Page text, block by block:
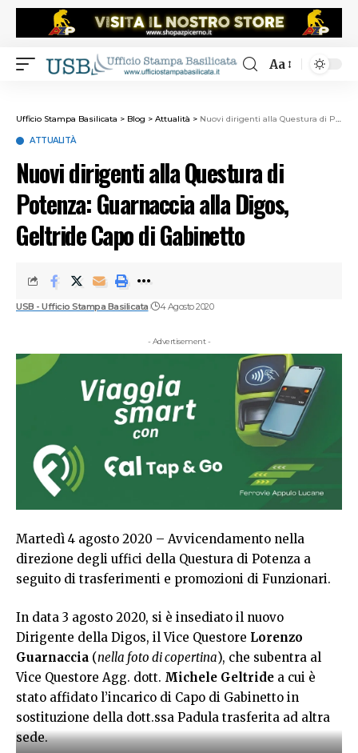
Aa
Ufficio Stampa Basilicata > Blog > Attualità > Nuovi dirigenti alla Questura di Potenza: Guarnaccia alla Digos, Geltride Capo di Gabinetto
ATTUALITÀ
Nuovi dirigenti alla Questura di
Potenza: Guarnaccia alla Digos,
Geltride Capo di Gabinetto
USB - Ufficio Stampa Basilicata 4 Agosto 2020
- Advertisement -
Martedì 4 agosto 2020 – Avvicendamento nella
direzione degli uffici della Questura di Potenza a
seguito di trasferimenti e promozioni di Funzionari.
In data 3 agosto 2020, si è insediato il nuovo
Dirigente della Digos, il Vice Questore Lorenzo
Guarnaccia (nella foto di copertina), che subentra al
Vice Questore Agg. dott. Michele Geltride a cui è
stato affidato l’incarico di Capo di Gabinetto in
sostituzione della dott.ssa Padula trasferita ad altra
sede.